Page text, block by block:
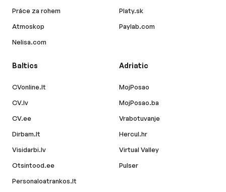
Práce za rohem
Atmoskop
Nelisa.com
Platy.sk
Paylab.com
Baltics
CVonline.lt
CV.lv
CV.ee
Dirbam.lt
Visidarbi.lv
Otsintood.ee
Personaloatrankos.lt
Adriatic
MojPosao
MojPosao.ba
Vrabotuvanje
Hercul.hr
Virtual Valley
Pulser